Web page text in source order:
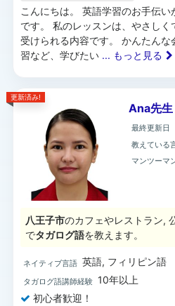
こんにちは。 英語学習のお手伝
です。 私のレッスンは、やさし
受けられる内容です。 かんたんな
習など、学びたい ... もっと見る
更新済み!
Ana先生
最終更新日
教えている
マンツーマ
八王子市のカフェやレストラン,
でタガログ語を教えます。
ネイティブ言語 英語, フィリピン語
タガログ語講師経験 10年以上
初心者歓迎！